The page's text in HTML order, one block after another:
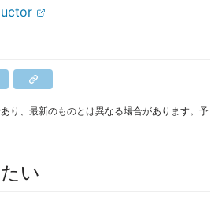
り、最新のものとは異なる場合があります。予
い